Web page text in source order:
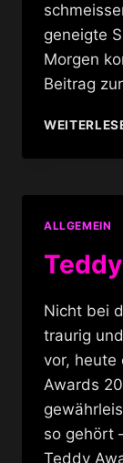
geneigte
Morgen
Beitrag
ALLGEMEIN
Nicht bei
traurig
vor, heute
Awards
so gehört
Teddy